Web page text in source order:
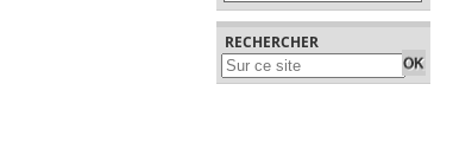
RECHERCHER